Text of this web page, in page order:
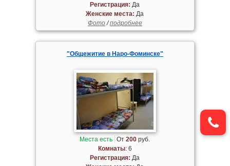
Регистрация: Да
Женские места: Да
Фото/подробнее
"Общежитие в Наро-Фоминске"
Места есть От200 руб.
Комнаты: 6
Регистрация: Да